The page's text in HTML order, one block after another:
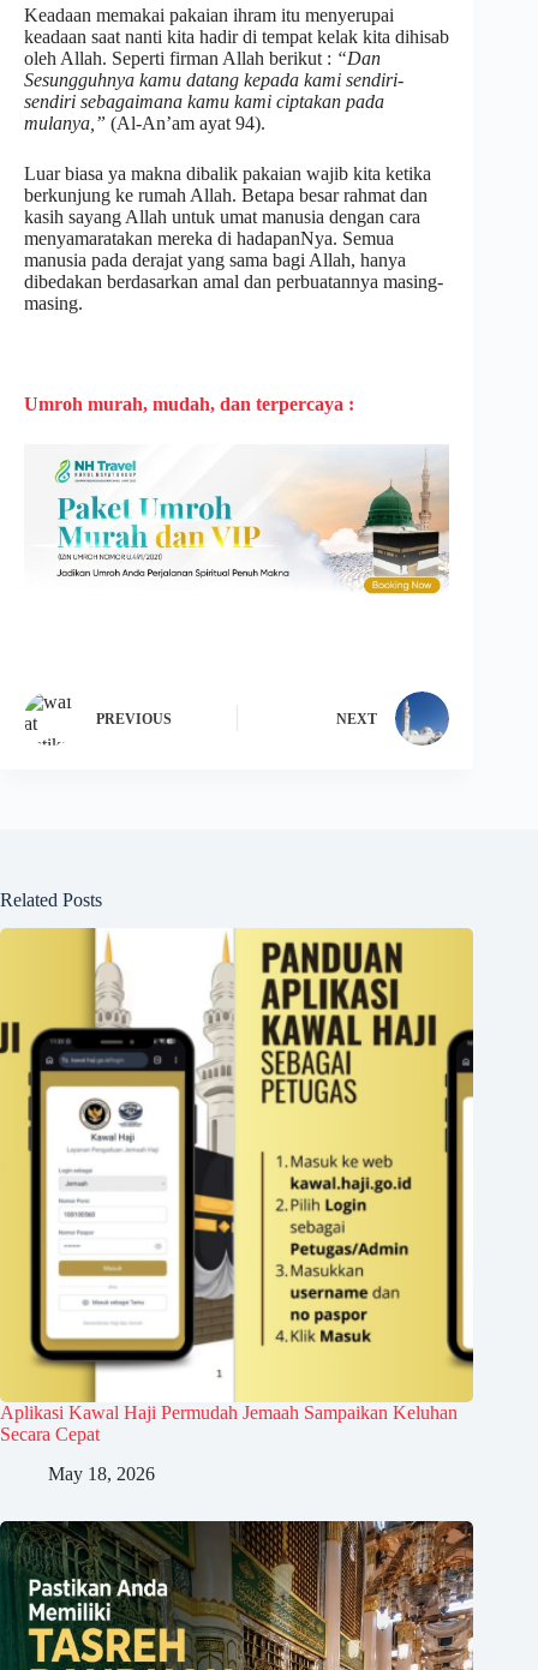
Keadaan memakai pakaian ihram itu menyerupai
keadaan saat nanti kita hadir di tempat kelak kita dihisab
oleh Allah. Seperti firman Allah berikut : “Dan
Sesungguhnya kamu datang kepada kami sendiri-
sendiri sebagaimana kamu kami ciptakan pada
mulanya,” (Al-An’am ayat 94).
Luar biasa ya makna dibalik pakaian wajib kita ketika
berkunjung ke rumah Allah. Betapa besar rahmat dan
kasih sayang Allah untuk umat manusia dengan cara
menyamaratakan mereka di hadapanNya. Semua
manusia pada derajat yang sama bagi Allah, hanya
dibedakan berdasarkan amal dan perbuatannya masing-
masing.
Umroh murah, mudah, dan terpercaya :
PREVIOUS NEXT
Related Posts
Aplikasi Kawal Haji Permudah Jemaah Sampaikan Keluhan
Secara Cepat
May 18, 2026